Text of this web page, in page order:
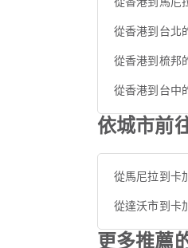
從香港到台北
從香港到梳邦
從香港到台中
依城市前
從馬尼拉到卡
從達沃市到卡
更多推薦